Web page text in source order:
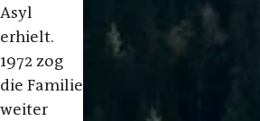
Asyl
erhielt.
1972 zog
die Familie
weiter